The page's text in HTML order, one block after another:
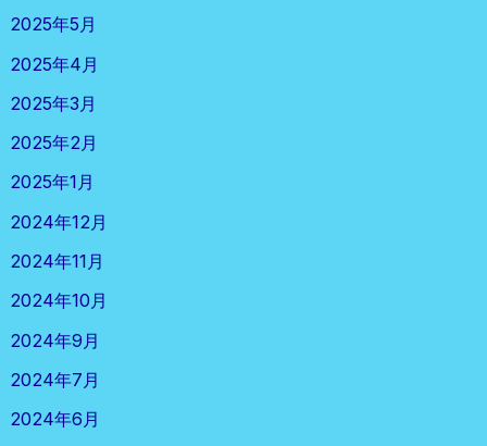
2025年5月
2025年4月
2025年3月
2025年2月
2025年1月
2024年12月
2024年11月
2024年10月
2024年9月
2024年7月
2024年6月